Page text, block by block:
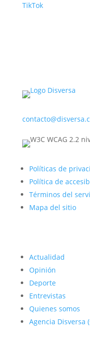
TikTok
Políticas de
Política de
Términos del
Mapa del sitio
Actualidad
Opinión
Deporte
Entrevistas
Quienes somos
Agencia Disversa